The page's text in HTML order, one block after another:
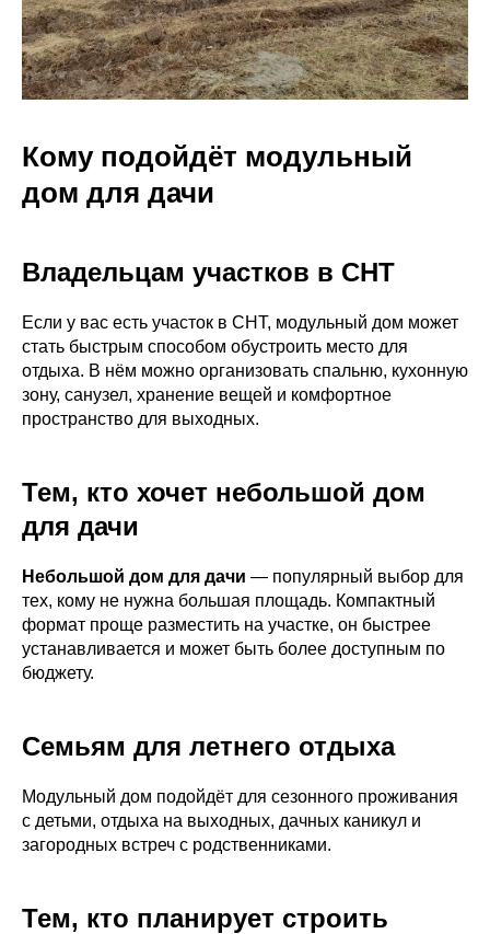
Кому подойдёт модульный
дом для дачи
Владельцам участков в СНТ
Если у вас есть участок в СНТ, модульный дом может
стать быстрым способом обустроить место для
отдыха. В нём можно организовать спальню, кухонную
зону, санузел, хранение вещей и комфортное
пространство для выходных.
Тем, кто хочет небольшой дом
для дачи
Небольшой дом для дачи — популярный выбор для
тех, кому не нужна большая площадь. Компактный
формат проще разместить на участке, он быстрее
устанавливается и может быть более доступным по
бюджету.
Семьям для летнего отдыха
Модульный дом подойдёт для сезонного проживания
с детьми, отдыха на выходных, дачных каникул и
загородных встреч с родственниками.
Тем, кто планирует строить